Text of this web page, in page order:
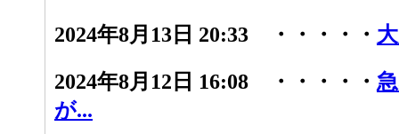
2024年8月13日 20:33 ・・・・・
2024年8月12日 16:08 ・・・・・
が...